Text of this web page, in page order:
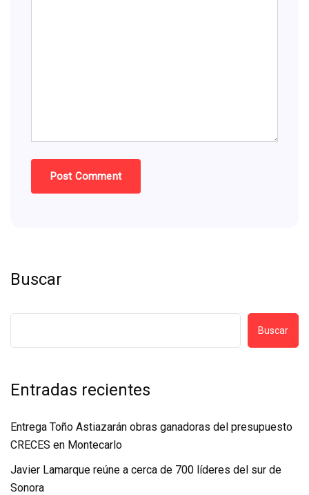
Buscar
Buscar
Entradas recientes
Entrega Toño Astiazarán obras ganadoras del presupuesto
CRECES en Montecarlo
Javier Lamarque reúne a cerca de 700 líderes del sur de
Sonora